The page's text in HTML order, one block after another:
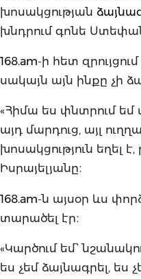
խոսակցության
խնդրում գոնե
168.am-ի հետ
սակայն այն ինքը չի
«Հիմա ես փնտրում եմ
այդ մարդուց, այլ
խոսակցություն եղել
Իսրայելյանը։
168.am-ն այսօր ևս
տարածել էր։
«Կարծում եմ՝
ես չեմ ձայնագրել,